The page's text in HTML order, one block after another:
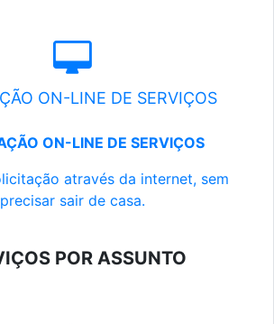
ON-LINE DE SERVIÇOS
ON-LINE DE SERVIÇOS
através da internet, sem
precisar sair de casa.
POR ASSUNTO